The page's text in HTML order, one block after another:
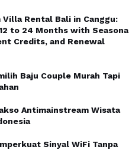
Villa Rental Bali in Canggu:
to 24 Months with
Credits, and Renewal
Baju Couple Murah Tapi
Antimainstream Wisata
Sinyal WiFi Tanpa